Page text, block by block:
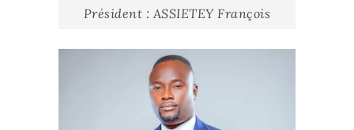
Président : ASSIETEY François